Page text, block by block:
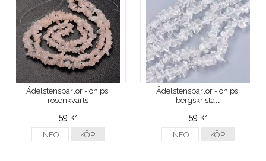
Ädelstenspärlor - chips,
rosenkvarts
59 kr
INFO KÖP
Ädelstenspärlor - chips,
bergskristall
59 kr
INFO KÖP